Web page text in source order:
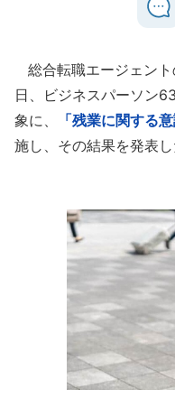
総合転職エージェン
日、ビジネスパーソン
象に、
「残業に関する
施し、その結果を発表し